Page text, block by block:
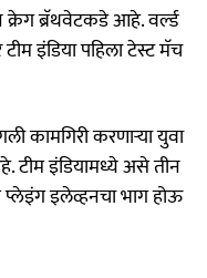
क्रेग ब्रॅथवेटकडे आहे. वर्ल्ड
इंडिया पहिला टेस्ट मॅच
कामगिरी करणाऱ्या युवा
टीम इंडियामध्ये असे तीन
इलेव्हनचा भाग होऊ